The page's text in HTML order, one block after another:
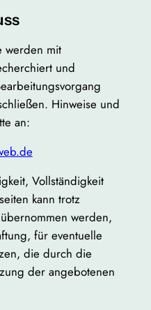
werden mit
und
Hinweise und
an:
Vollständigkeit
kann trotz
werden,
für eventuelle
die durch die
der angebotenen